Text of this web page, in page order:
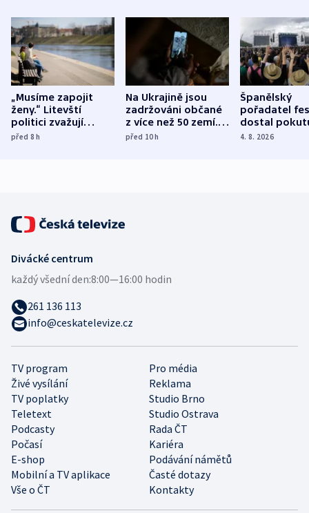
„Musíme zapojit
ženy.“ Litevští
politici zvažují
dohodu o
před 8h
Na Ukrajině jsou
zadržováni občané
z více než 50 zemí.
Bojovali na straně
před 10h
Španělský
pořadatel
dostal
nekalé
4. 8. 2026
TV program
Pro média
Živé vysílání
Reklama
TV poplatky
Studio Brno
Teletext
Studio Ostrava
Podcasty
Rada ČT
Počasí
Kariéra
E-shop
Podávání námětů
Mobilní a TV aplikace
Časté dotazy
Vše o ČT
Kontakty
Divácké centrum
každý všední den:8:00—16:00 hodin
261 136 113
info@ceskatelevize.cz